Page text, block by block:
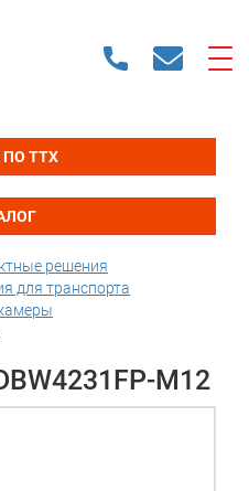
ТТХ
решения
для транспорта
M12